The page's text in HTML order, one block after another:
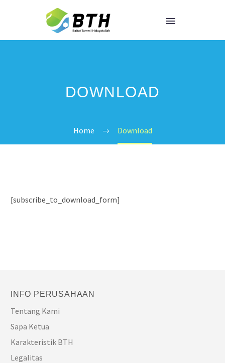
DOWNLOAD
Home Download
[subscribe_to_download_form]
INFO PERUSAHAAN
Tentang Kami
Sapa Ketua
Karakteristik BTH
Legalitas